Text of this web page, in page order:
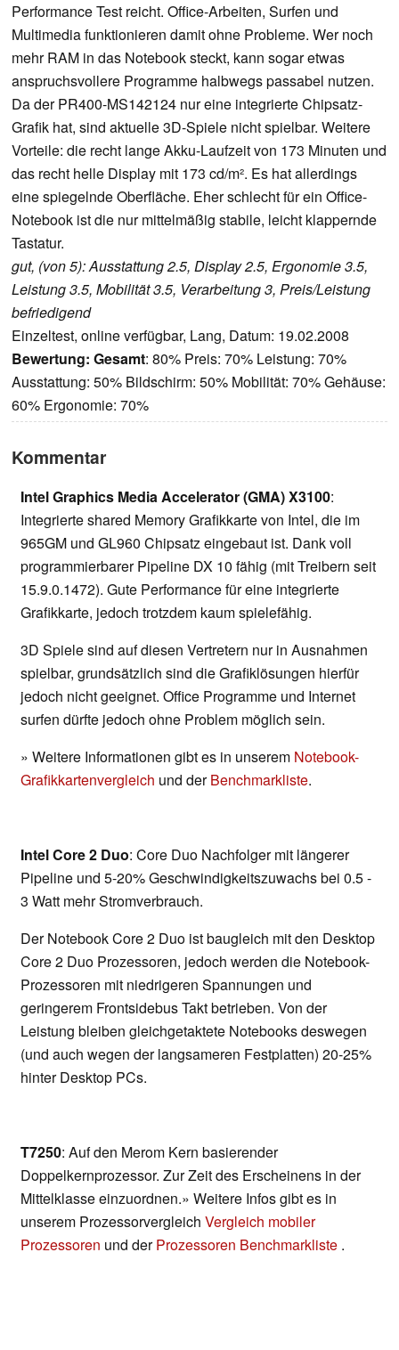
Performance Test reicht. Office-Arbeiten, Surfen und
Multimedia funktionieren damit ohne Probleme. Wer noch
mehr RAM in das Notebook steckt, kann sogar etwas
anspruchsvollere Programme halbwegs passabel nutzen.
Da der PR400-MS142124 nur eine integrierte Chipsatz-
Grafik hat, sind aktuelle 3D-Spiele nicht spielbar. Weitere
Vorteile: die recht lange Akku-Laufzeit von 173 Minuten und
das recht helle Display mit 173 cd/m². Es hat allerdings
eine spiegelnde Oberfläche. Eher schlecht für ein Office-
Notebook ist die nur mittelmäßig stabile, leicht klappernde
Tastatur.
gut, (von 5): Ausstattung 2.5, Display 2.5, Ergonomie 3.5,
Leistung 3.5, Mobilität 3.5, Verarbeitung 3, Preis/Leistung
befriedigend
Einzeltest, online verfügbar, Lang, Datum: 19.02.2008
Bewertung: Gesamt: 80% Preis: 70% Leistung: 70%
Ausstattung: 50% Bildschirm: 50% Mobilität: 70% Gehäuse:
60% Ergonomie: 70%
Kommentar
Intel Graphics Media Accelerator (GMA) X3100:
Integrierte shared Memory Grafikkarte von Intel, die im
965GM und GL960 Chipsatz eingebaut ist. Dank voll
programmierbarer Pipeline DX 10 fähig (mit Treibern seit
15.9.0.1472). Gute Performance für eine integrierte
Grafikkarte, jedoch trotzdem kaum spielefähig.
3D Spiele sind auf diesen Vertretern nur in Ausnahmen
spielbar, grundsätzlich sind die Grafiklösungen hierfür
jedoch nicht geeignet. Office Programme und Internet
surfen dürfte jedoch ohne Problem möglich sein.
» Weitere Informationen gibt es in unserem Notebook-
Grafikkartenvergleich und derBenchmarkliste.
Intel Core 2 Duo: Core Duo Nachfolger mit längerer
Pipeline und 5-20% Geschwindigkeitszuwachs bei 0.5 -
3 Watt mehr Stromverbrauch.
Der Notebook Core 2 Duo ist baugleich mit den Desktop
Core 2 Duo Prozessoren, jedoch werden die Notebook-
Prozessoren mit niedrigeren Spannungen und
geringerem Frontsidebus Takt betrieben. Von der
Leistung bleiben gleichgetaktete Notebooks deswegen
(und auch wegen der langsameren Festplatten) 20-25%
hinter Desktop PCs.
T7250: Auf den Merom Kern basierender
Doppelkernprozessor. Zur Zeit des Erscheinens in der
Mittelklasse einzuordnen.» Weitere Infos gibt es in
unserem Prozessorvergleich Vergleich mobiler
Prozessoren und derProzessoren Benchmarkliste .